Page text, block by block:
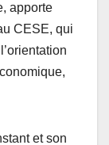
apporte
CESE, qui
et son